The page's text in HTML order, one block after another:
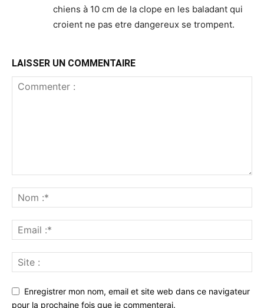
chiens à 10 cm de la clope en les baladant qui
croient ne pas etre dangereux se trompent.
LAISSER UN COMMENTAIRE
Enregistrer mon nom, email et site web dans ce navigateur
pour la prochaine fois que je commenterai.